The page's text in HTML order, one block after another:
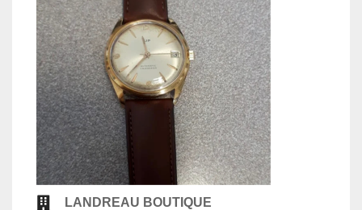
LANDREAU BOUTIQUE